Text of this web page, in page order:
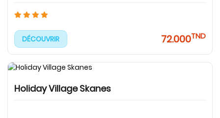
DÉCOUVRIR 72.000TND
Holiday Village Skanes